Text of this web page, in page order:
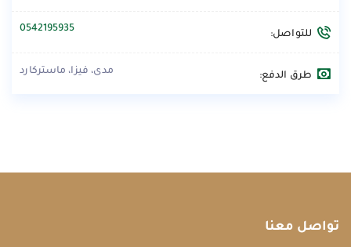
للتواصل: 0542195935
طرق الدفع: مدى، فيزا، ماستركارد
تواصل معنا